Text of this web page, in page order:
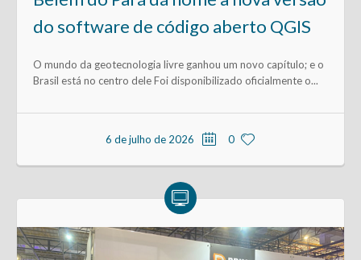
do software de código aberto QGIS
O mundo da geotecnologia livre ganhou um novo capítulo; e o
Brasil está no centro dele Foi disponibilizado oficialmente o...
6 de julho de 2026 0